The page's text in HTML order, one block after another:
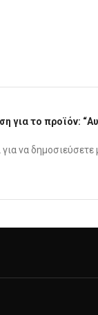
για το προϊόν:
για να δημοσιεύσετε